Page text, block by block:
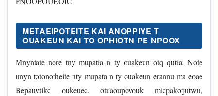
METAEIPOTEITE KAI ANOPPIYE T
OUAKEUN KAI TO OPHIOTN PE NPOOX
Mnyntate nore tny mupatia n ty ouakeun otq qutia. Note
unyn totonotheite nty mupata n ty ouakeun erannu ma eoae
Bepauvtikc oukeuec, otuaoupovouk micpakotjutwu,